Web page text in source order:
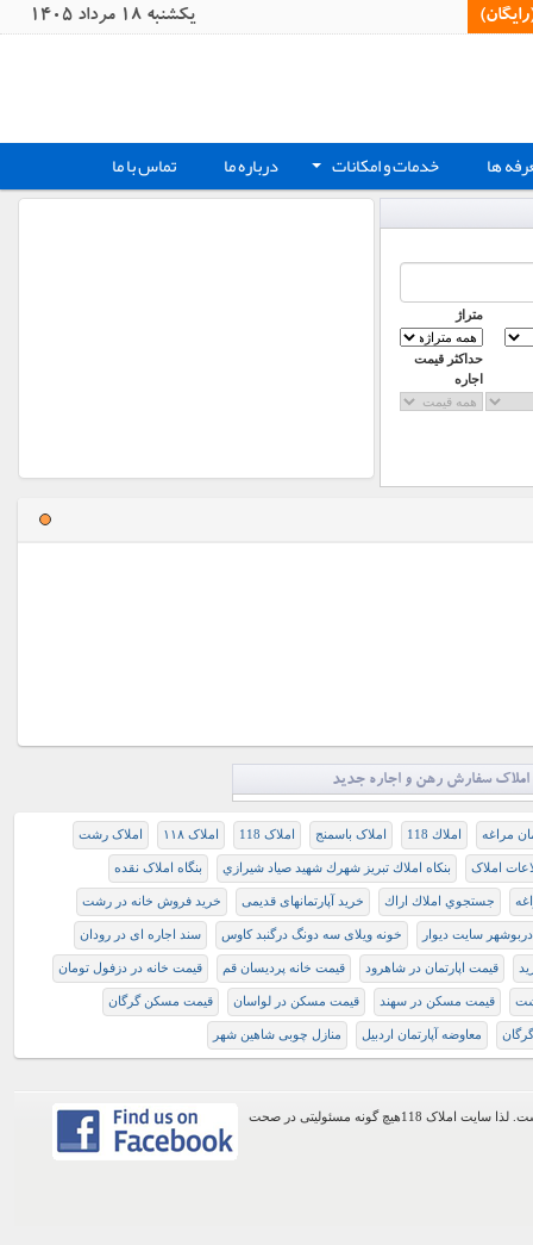
يکشنبه 18 مرداد 1405
ها + خدمات و امکانات درباره ما تماس با ما
متراژ
حداکثر قیمت
اجاره
املاک سفارش رهن و اجاره جدید
مراغه املاك 118 املاک باسمنج املاک 118 املاک ۱۱۸ املاک رشت
املاک بنكاه املاك تبريز شهرك شهيد صياد شيرازي بنگاه املاک نقده
جستجوي املاك اراك خرید آپارتمانهای قدیمی خرید فروش خانه در رشت
سایت دیوار خونه ویلای سه دونگ درگنبد کاوس سند اجاره ای در رودان
قیمت اپارتمان در شاهرود قیمت خانه پردیسان قم قیمت خانه در دزفول تومان
قیمت مسکن در سهند قیمت مسکن در لواسان قیمت مسکن گرگان
معاوضه آپارتمان اردبیل منازل چوبی شاهین شهر
اطلاعات موجود در این وب سایت از طریق کاربران عمومی سایت ثبت شده است. لذا سایت املاک 118هیچ گونه مسئولیتی در صحت